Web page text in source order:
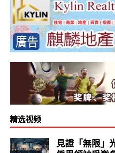
精选视频
見證「無限」